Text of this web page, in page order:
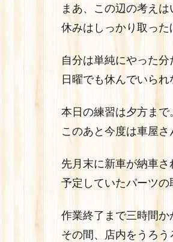
まあ、この辺の考えは
休みはしっかり取った
自分は単純にやった分
日曜でも休んでいら
本日の練習は夕方まで
このあと今度は車屋さ
先月末に新車が納車
予定していたパーツの
作業終了まで三時間か
その間、店内をうろう